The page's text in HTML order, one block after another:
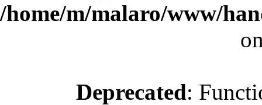
/home/m/malaro/www/
Deprecated: